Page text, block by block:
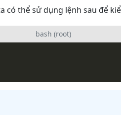
có thể sử dụng lệnh sau để
bash (root)